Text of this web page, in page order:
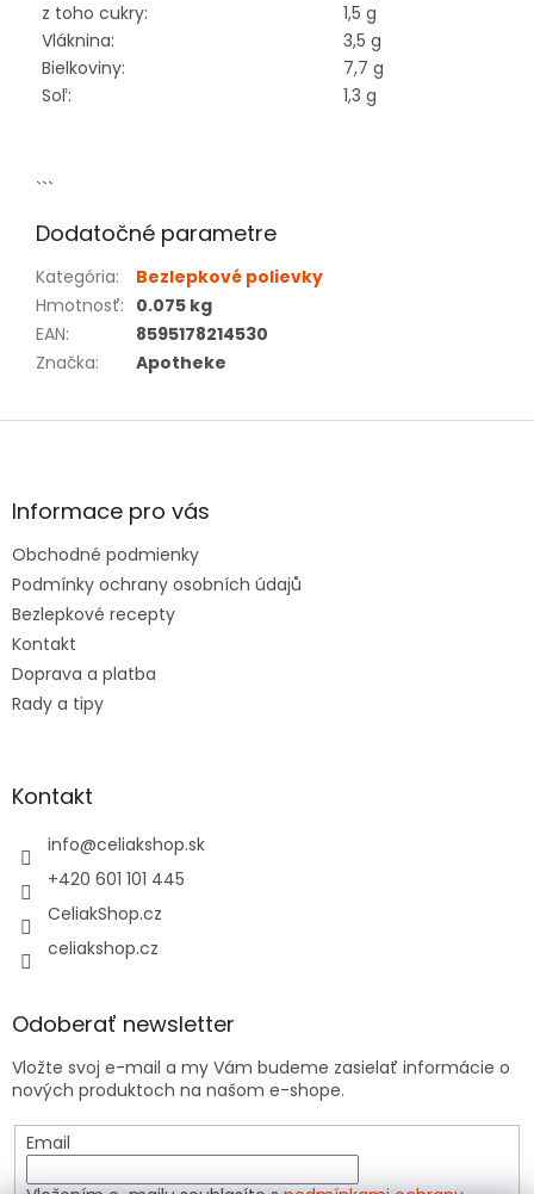
z toho cukry:
1,5 g
Vláknina:
3,5 g
Bielkoviny:
7,7 g
Soľ:
1,3 g
```
Dodatočné parametre
Kategória:
Bezlepkové polievky
Hmotnosť: 0.075 kg
EAN:
8595178214530
Značka: Apotheke
Z
ä
e
Informace pro vás
Obchodné podmienky
Podmínky ochrany osobních údajů
Bezlepkové recepty
Kontakt
Doprava a platba
Rady a tipy
Kontakt
info@celiakshop.sk
+420 601 101 445
CeliakShop.cz
celiakshop.cz
Odoberať newsletter
Vložte svoj e-mail a my Vám budeme zasielať informácie o
nových produktoch na našom e-shope.
Email